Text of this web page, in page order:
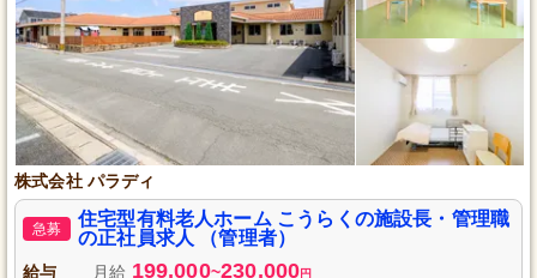
株式会社 パラディ
急募
住宅型有料老人ホーム こうらくの施設長・管理職
の正社員求人 （管理者）
給与 月給 199,000~230,000円